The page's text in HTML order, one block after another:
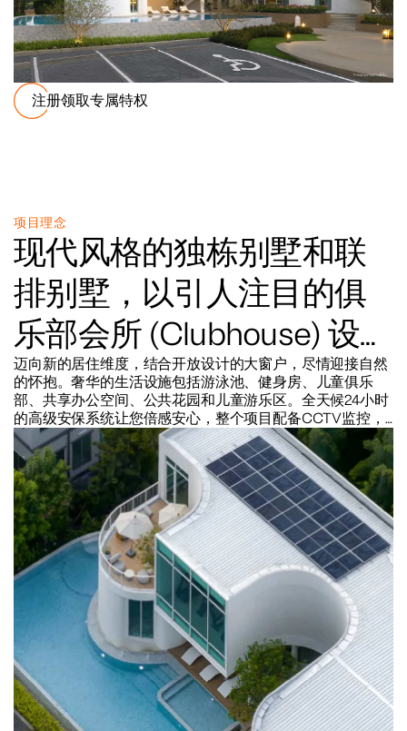
注册领取专属特权
项目理念
现代风格的独栋别墅和联
排别墅，以引人注目的俱
乐部会所 (Clubhouse) 设计
为特色，灵感源自自然几
何形状 (Natural Geometric
Shape)。
迈向新的居住维度，结合开放设计的大窗户，尽情迎接自然
的怀抱。奢华的生活设施包括游泳池、健身房、儿童俱乐
部、共享办公空间、公共花园和儿童游乐区。全天候24小时
的高级安保系统让您倍感安心，整个项目配备CCTV监控，
此外，住宅内设有全方位的磁性报警系统。出入口控制采用
智能门禁系统，通过扫描住户的车牌，确保进出顺畅，并通
过“Ruejai”应用程序管理访客进出，包含勿扰模式。